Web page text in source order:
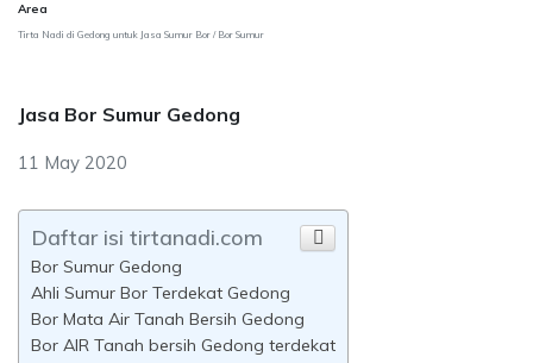
Area
Tirta Nadi di Gedong untuk Jasa Sumur Bor / Bor Sumur
Jasa Bor Sumur Gedong
11 May 2020
Daftar isi tirtanadi.com
Bor Sumur Gedong
Ahli Sumur Bor Terdekat Gedong
Bor Mata Air Tanah Bersih Gedong
Bor AIR Tanah bersih Gedong terdekat